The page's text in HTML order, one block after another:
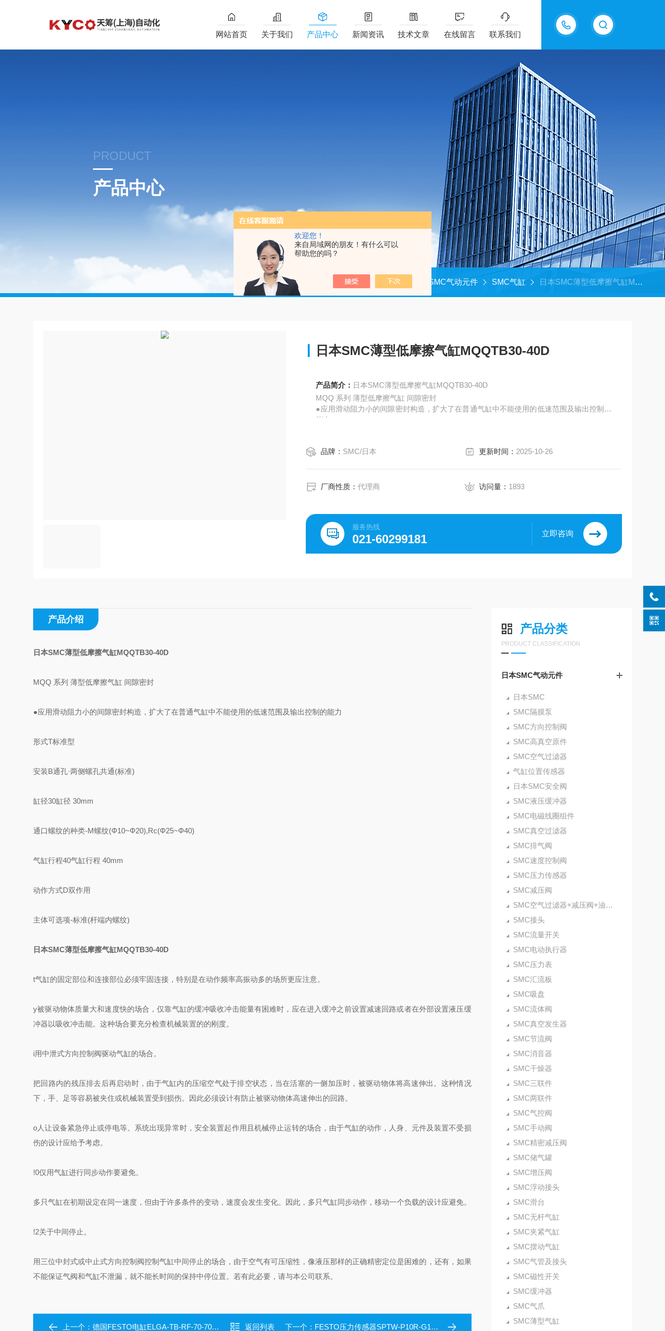
欢迎您！
来自局域网的朋友！有什么可以
帮助您的吗？
18217294416
网站首页 关于我们 产品中心 新闻资讯 技术文章 在线留言 联系我们
PRODUCT
产品中心
首页 产品中心 日本SMC气动元件 SMC气缸 日本SMC薄型低摩擦气缸MQQTB30-40D
日本SMC薄型低摩擦气缸MQQTB30-40D
产品简介： 日本SMC薄型低摩擦气缸MQQTB30-40D
MQQ 系列 薄型低摩擦气缸 间隙密封
●应用滑动阻力小的间隙密封构造，扩大了在普通气缸中不能使用的低速范围及输出控制的
能力
品牌： SMC/日本 更新时间： 2025-10-26
厂商性质：代理商 访问量： 1893
服务热线
021-60299181 立即咨询
产品分类
PRODUCT CLASSIFICATION
日本SMC气动元件
日本SMC
SMC隔膜泵
SMC方向控制阀
SMC高真空原件
SMC空气过滤器
气缸位置传感器
日本SMC安全阀
SMC液压缓冲器
SMC电磁线圈组件
SMC真空过滤器
SMC排气阀
SMC速度控制阀
SMC压力传感器
SMC减压阀
SMC空气过滤器+减压阀+油雾器
SMC接头
SMC流量开关
SMC电动执行器
SMC压力表
SMC汇流板
SMC吸盘
SMC流体阀
SMC真空发生器
SMC节流阀
SMC消音器
SMC干燥器
SMC三联件
SMC两联件
SMC气控阀
SMC手动阀
SMC精密减压阀
SMC储气罐
SMC增压阀
SMC浮动接头
SMC滑台
SMC无杆气缸
SMC夹紧气缸
SMC摆动气缸
SMC气管及接头
SMC磁性开关
SMC缓冲器
SMC气爪
SMC薄型气缸
产品介绍
日本SMC薄型低摩擦气缸MQQTB30-40D
MQQ 系列 薄型低摩擦气缸 间隙密封
●应用滑动阻力小的间隙密封构造，扩大了在普通气缸中不能使用的低速范围及输出控制的能力
形式T标准型
安装B通孔·两侧螺孔共通(标准)
缸径30缸径 30mm
通口螺纹的种类-M螺纹(Φ10~Φ20),Rc(Φ25~Φ40)
气缸行程40气缸行程 40mm
动作方式D双作用
主体可选项-标准(杆端内螺纹)
日本SMC薄型低摩擦气缸MQQTB30-40D
t气缸的固定部位和连接部位必须牢固连接，特别是在动作频率高振动多的场所更应注意。
y被驱动物体质量大和速度快的场合，仅靠气缸的缓冲吸收冲击能量有困难时，应在进入缓冲之前设置减速回路或者在外部设置液压缓
冲器以吸收冲击能。这种场合要充分检查机械装置的的刚度。
i用中泄式方向控制阀驱动气缸的场合。
把回路内的残压排去后再启动时，由于气缸内的压缩空气处于排空状态，当在活塞的一侧加压时，被驱动物体将高速伸出。这种情况
下，手、足等容易被夹住或机械装置受到损伤。因此必须设计有防止被驱动物体高速伸出的回路。
o人让设备紧急停止或停电等。系统出现异常时，安全装置起作用且机械停止运转的场合，由于气缸的动作，人身、元件及装置不受损
伤的设计应给予考虑。
!0仅用气缸进行同步动作要避免。
多只气缸在初期设定在同一速度，但由于许多条件的变动，速度会发生变化。因此，多只气缸同步动作，移动一个负载的设计应避免。
!2关于中间停止。
用三位中封式或中止式方向控制阀控制气缸中间停止的场合，由于空气有可压缩性，像液压那样的正确精密定位是困难的，还有，如果
不能保证气阀和气缸不泄漏，就不能长时间的保持中停位置。若有此必要，请与本公司联系。
上一个：德国FESTO电缸ELGA-TB-RF-70-700-0H 返回列表 下一个： FESTO压力传感器SPTW-P10R-G14-VD-M12